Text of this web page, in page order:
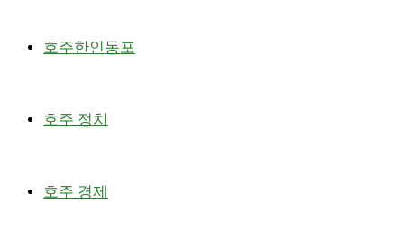
호주한인동포
호주 정치
호주 경제